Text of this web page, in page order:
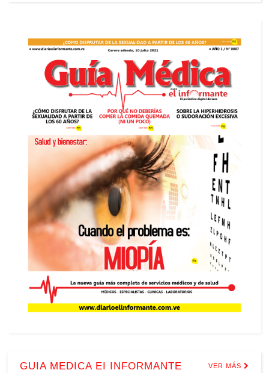
GUIA MEDICA EI INFORMANTE VER MÁS